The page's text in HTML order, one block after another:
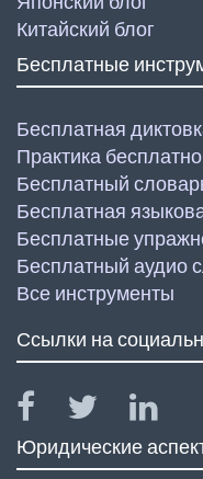
Китайский блог
Бесплатные
Бесплатная
Практика
Бесплатный
Бесплатная
Бесплатные
Бесплатный аудио
Все инструменты
Ссылки на
Юридические